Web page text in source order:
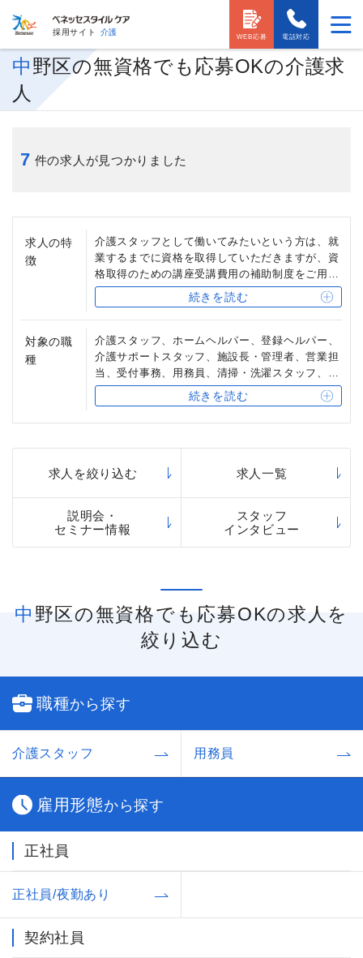
採用サイト 介護
電話対応
WEB応募
中野区の無資格でも応募OKの介護求
人
7 件の求人が見つかりました
求人の特
徴
介護スタッフとして働いてみたいという方は、就
業するまでに資格を取得していただきますが、資
格取得のための講座受講費用の補助制度をご用意
しています。
また、受付事務スタッフや、清掃・洗濯スタッ
フ、用務員など、介護の資格を必要としない職種
もあります。
続きを読む
対象の職
種
介護スタッフ、ホームヘルパー、登録ヘルパー、
介護サポートスタッフ、施設長・管理者、営業担
当、受付事務、用務員、清掃・洗濯スタッフ、宿
直スタッフ
続きを読む
求人を絞り込む 求人一覧
説明会・
セミナー情報
スタッフ
インタビュー
中野区の無資格でも応募OKの求人を
絞り込む
職種から探す
介護スタッフ 用務員
雇用形態から探す
正社員
正社員/夜勤あり
契約社員